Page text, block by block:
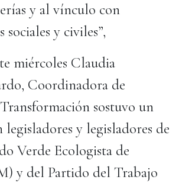
y al vínculo con
sociales y civiles”,
miércoles Claudia
Coordinadora de
sostuvo un
y legisladores de
Verde Ecologista de
y del Partido del Trabajo